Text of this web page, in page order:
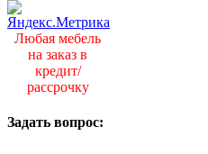
Любая мебель
на заказ в
кредит/
рассрочку
Задать вопрос: